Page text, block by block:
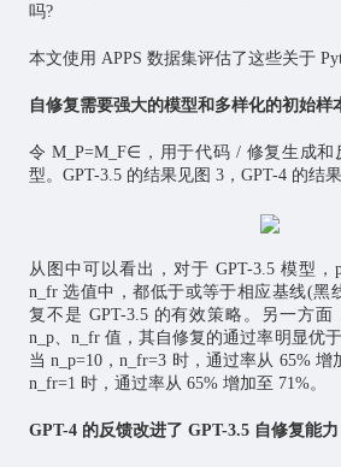
吗?
本文使用 APPS 数据集评估了这些关于
自修复需要强大的模型和多样化的初始样
令 M_P=M_F∈，用于代码 / 修复生成
型。GPT-3.5 的结果见图 3，GPT-4 的结果
从图中可以看出，对于 GPT-3.5 模型，
n_fr 选值中，都低于或等于相应基线(黑
复不是 GPT-3.5 的有效策略。另一方面
n_p、n_fr 值，其自修复的通过率明显优
当 n_p=10，n_fr=3 时，通过率从 65% 增
n_fr=1 时，通过率从 65% 增加至 71%。
GPT-4 的反馈改进了 GPT-3.5 自修复能力